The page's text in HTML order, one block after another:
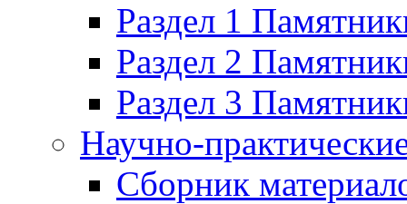
Раздел 1
Раздел 2
Раздел 3
Научно-
Сборник